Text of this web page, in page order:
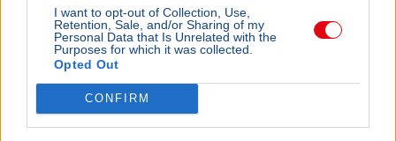
I want to opt-out of Collection, Use,
Retention, Sale, and/or Sharing of my
Personal Data that Is Unrelated with the
Purposes for which it was collected.
Opted Out
CONFIRM
A Sziget Fesztivál idejére a MÁV sűríti a H5-ös
HÉV-járatokat, és a teljes vonalon, átszállás
nélkül biztosítja a kijutást a szigetre.
és a
bevezetés
AUTÓ 2026. július 4.
Fékpedál nélkül is gyárthatnak autót
Amerikában